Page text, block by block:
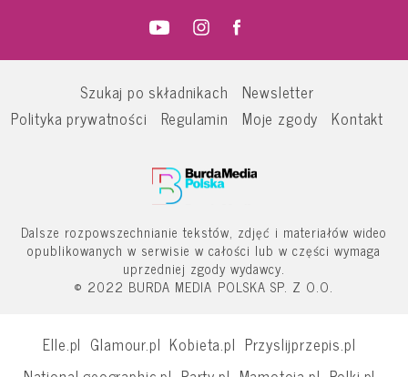
Szukaj po składnikach
Newsletter
Polityka prywatności
Regulamin Moje zgody Kontakt
Dalsze rozpowszechnianie tekstów, zdjęć i materiałów wideo
opublikowanych w serwisie w całości lub w części wymaga
uprzedniej zgody wydawcy.
© 2022 BURDA MEDIA POLSKA SP. Z O.O.
Elle.pl Glamour.pl Kobieta.pl Przyslijprzepis.pl